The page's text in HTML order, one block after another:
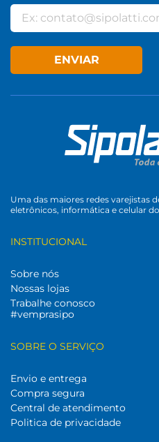
ENVIAR
Uma das maiores redes varejistas
eletrônicos, informática e celular
INSTITUCIONAL
Sobre nós
Nossas lojas
Trabalhe conosco
#vemprasipo
SOBRE O SERVIÇO
Envio e entrega
Compra segura
Central de atendimento
Politica de privacidade